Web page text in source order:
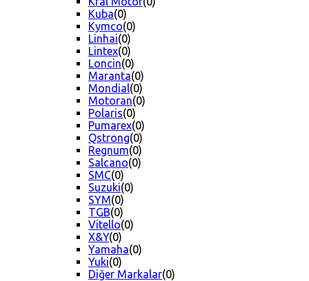
Kuba(0)
Kymco(0)
Linhai(0)
Lintex(0)
Loncin(0)
Maranta(0)
Mondial(0)
Motoran(0)
Polaris(0)
Pumarex(0)
Qstrong(0)
Regnum(0)
Salcano(0)
SMC(0)
Suzuki(0)
SYM(0)
TGB(0)
Vitello(0)
X&Y(0)
Yamaha(0)
Yuki(0)
Diğer Markalar(0)